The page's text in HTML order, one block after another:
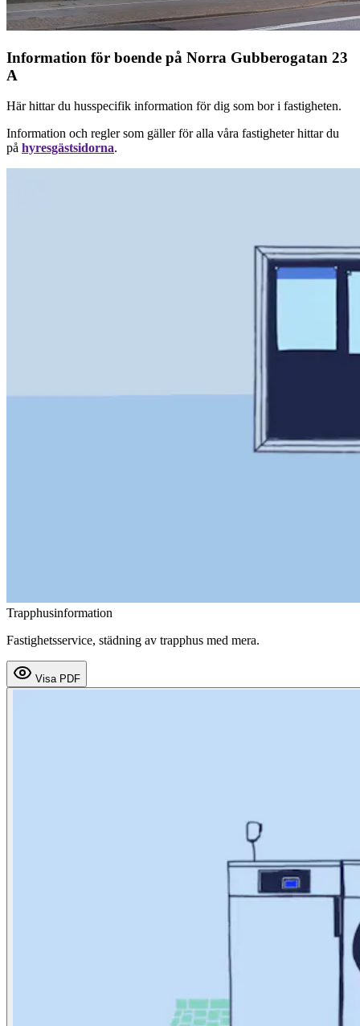
Information för boende på Norra Gubberogatan 23
A
Här hittar du husspecifik information för dig som bor i fastigheten.
Information och regler som gäller för alla våra fastigheter hittar du
på hyresgästsidorna.
Trapphusinformation
Fastighetsservice, städning av trapphus med mera.
Visa PDF